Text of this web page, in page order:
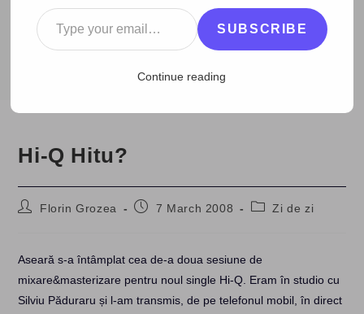
BLOG
2008 > March > 7 > Zi de zi Hi-Q Hitu?
Hi-Q Hitu?
PostFlorin Grozea
Post7 March 2008
PostZi de zi
Aseară s-a întâmplat cea de-a doua sesiune de
mixare&masterizare pentru noul single Hi-Q. Eram în studio cu
Silviu Păduraru și l-am transmis, de pe telefonul mobil, în direct
Type your email…
SUBSCRIBE
Continue reading